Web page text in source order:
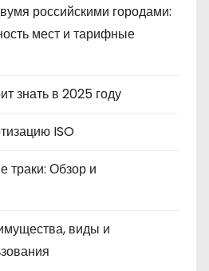
российскими городами:
мест и тарифные
знать в 2025 году
ISO
траки: Обзор и
виды и